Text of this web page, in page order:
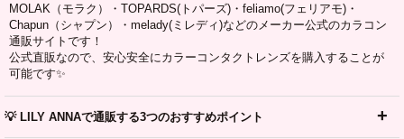
MOLAK（モラク）・TOPARDS(トパーズ)・feliamo(フェリアモ)・
Chapun（シャプン）・melady(ミレディ)などのメーカー公式のカラコン
通販サイトです！
公式直販なので、安心安全にカラーコンタクトレンズを購入することが
可能です✨
💡 LILY ANNAで通販する3つのおすすめポイント